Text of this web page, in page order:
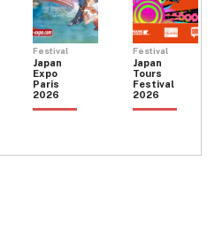
Festival
Japan
Expo
Paris
2026
Festival
Japan
Tours
Festival
2026